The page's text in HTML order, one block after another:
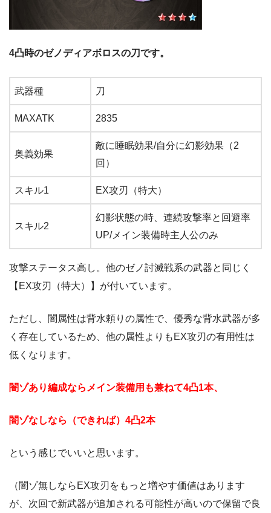
4凸時のゼノディアボロスの刀です。
武器種 刀
MAXATK 2835
奥義効果
敵に睡眠効果/自分に幻影効果（2
回）
スキル1 EX攻刃（特大）
スキル2
幻影状態の時、連続攻撃率と回避率
UP/メイン装備時主人公のみ
攻撃ステータス高し。他のゼノ討滅戦系の武器と同じく
【EX攻刃（特大）】が付いています。
ただし、闇属性は背水頼りの属性で、優秀な背水武器が多
く存在しているため、他の属性よりもEX攻刃の有用性は
低くなります。
闇ゾあり編成ならメイン装備用も兼ねて4凸1本、
闇ゾなしなら（できれば）4凸2本
という感じでいいと思います。
（闇ゾ無しならEX攻刃をもっと増やす価値はあります
が、次回で新武器が追加される可能性が高いので保留で良